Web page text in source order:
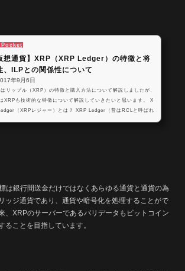
Pocket
想通貨】XRP（XRP Ledger）の特徴と将
、ILPとの関係性について
年9月6日
リップル（XRP）の特徴と購入方法について解説しましたが、
XRPも技術的な特徴について解説していきたいと思います。 X
（XRPレジャー）とは？ XRP Ledger（昔はRCLと呼ばれ
は銀行間送金だけではなくあらゆる通貨と通貨の為
ッジ通貨であり、通貨や暗号化を処理することがで
、XRPのサーバーであるバリデータもビットコイン
ることを目指しています。